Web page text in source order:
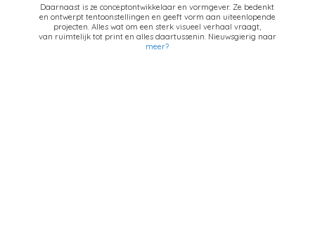
Daarnaast is ze conceptontwikkelaar en vormgever. Ze bedenkt
en ontwerpt tentoonstellingen en geeft vorm aan uiteenlopende
projecten. Alles wat om een sterk visueel verhaal vraagt,
van ruimtelijk tot print en alles daartussenin. Nieuwsgierig naar
meer?